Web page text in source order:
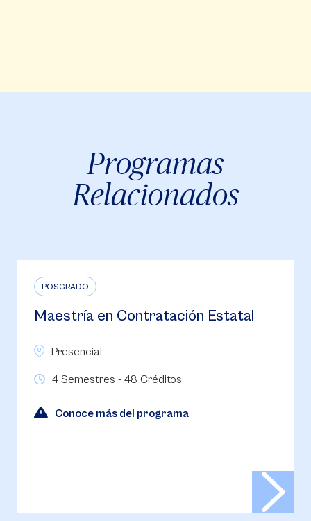
Programas
Relacionados
POSGRADO
Maestría en Derecho Constitucional
Presencial
3 Semestres - 36 Créditos
Conoce más del programa